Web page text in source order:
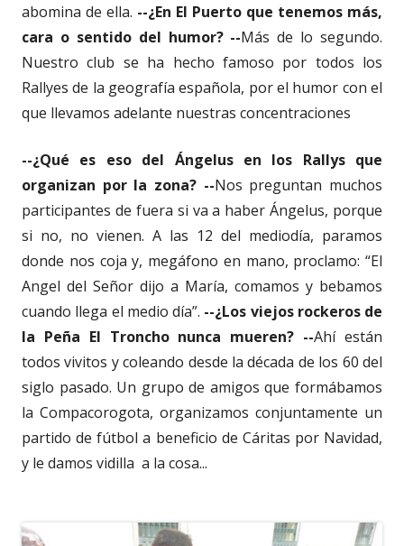
abomina de ella. --¿En El Puerto que tenemos más,
cara o sentido del humor? --Más de lo segundo.
Nuestro club se ha hecho famoso por todos los
Rallyes de la geografía española, por el humor con el
que llevamos adelante nuestras concentraciones
--¿Qué es eso del Ángelus en los Rallys que
organizan por la zona? --Nos preguntan muchos
participantes de fuera si va a haber Ángelus, porque
si no, no vienen. A las 12 del mediodía, paramos
donde nos coja y, megáfono en mano, proclamo: “El
Angel del Señor dijo a María, comamos y bebamos
cuando llega el medio día”. --¿Los viejos rockeros de
la Peña El Troncho nunca mueren? --Ahí están
todos vivitos y coleando desde la década de los 60 del
siglo pasado. Un grupo de amigos que formábamos
la Compacorogota, organizamos conjuntamente un
partido de fútbol a beneficio de Cáritas por Navidad,
y le damos vidilla a la cosa...